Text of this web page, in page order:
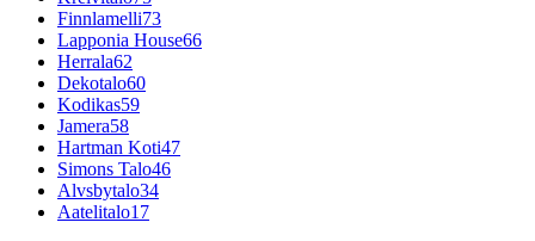
Finnlamelli73
Lapponia House66
Herrala62
Dekotalo60
Kodikas59
Jamera58
Hartman Koti47
Simons Talo46
Alvsbytalo34
Aatelitalo17